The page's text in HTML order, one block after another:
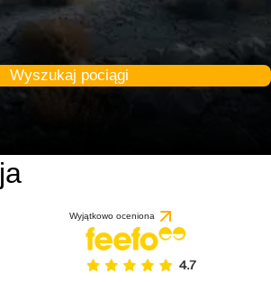
Wyszukaj pociągi
Wyjątkowo oceniona